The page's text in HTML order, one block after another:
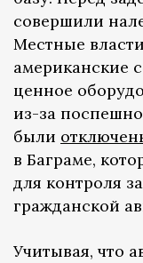
совершили
Местные
американские
ценное
из-за
были
в Баграме,
для контроля
гражданской
Учитывая, что